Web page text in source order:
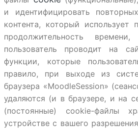
и идентифицировать
контента, который использует
продолжительность
пользователь проводит на
функции, которые
правило, при выходе из
браузера «MoodleSession»
удаляются (и в браузере, и на
(постоянные) cookie-файлы
устройстве с вашего